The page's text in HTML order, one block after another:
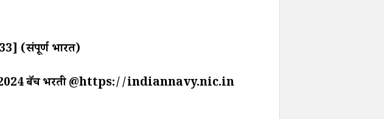
(संपूर्ण भारत)
2024 बॅच भरती @https://indiannavy.nic.in